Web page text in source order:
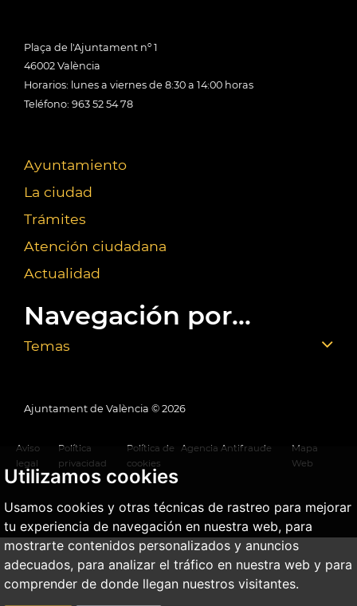
Utilizamos cookies
Usamos cookies y otras técnicas de rastreo para mejorar
tu experiencia de navegación en nuestra web, para
mostrarte contenidos personalizados y anuncios
adecuados, para analizar el tráfico en nuestra web y para
comprender de donde llegan nuestros visitantes.
Plaça de l'Ajuntament nº 1
46002 València
Horarios: lunes a viernes de 8:30 a 14:00 horas
Teléfono: 963 52 54 78
Ayuntamiento
La ciudad
Trámites
Atención ciudadana
Actualidad
Navegación por...
Temas
Ajuntament de València © 2026
Aviso
legal
Política
privacidad
Política de
cookies
Agencia Antifraude
Mapa
Web